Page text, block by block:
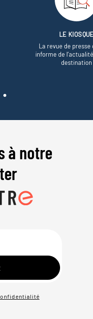
LE
La revue de presse
informe de
destination
à notre